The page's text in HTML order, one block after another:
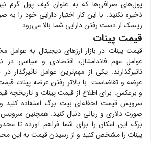
پول‌های صرافی‌ها که به عنوان کیف پول گرم
ذخیره نکنید. با این کار اختیار دارایی خود را به
ریسک از دست رفتن دارایی شما بالا می‌رود.
قیمت پینات
قیمتپینات در بازار ارزهای دیجیتال به عوامل
عوامل مهم فاندامنتال، اقتصادی و سیاسی در
تاثیرگذارند. یکی از مهم‌ترین عوامل تاثیرگذار
عرضه و تقاضاست. با بالاتر رفتن عرضهپینات
و برعکس. برای اطلاع از قیمتپینات و تاریخچه
سرویس قیمت لحظه‌ای بیت برگ استفاده
صورت دلاری و ریالی دنبال کنید. همچنین
برگ این امکان را برای شما فراهم آورده تا
پینات را مشخص کنید و از رسیدن قیمت به این